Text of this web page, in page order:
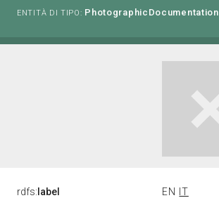
ENTITÀ DI TIPO: PhotographicDocumentation
rdfs: label EN
IT